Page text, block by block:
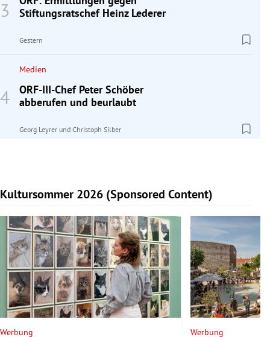
Stiftungsratschef Heinz Lederer
Gestern
Medien
ORF-III-Chef Peter Schöber
abberufen und beurlaubt
Georg Leyrer und Christoph Silber
Kultursommer 2026 (Sponsored Content)
Slide 1 von 10
Werbung Werbung